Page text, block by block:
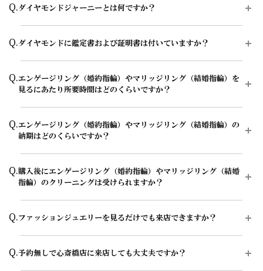
級感のある豊富なダイヤモンドジュエリーを取り扱っています。
商品によって店舗での取り扱いや在庫状況が異なるため、気になる商
案内が可能です。
エンゲージリング（婚約指輪）の一覧ページはこちら
マリッジリング（結婚指輪）の一覧ページはこちら
エタニティリングの一覧ページはこちら
輪）やマリッジリング（結婚指輪）の購入方法として、ダイヤモン
す。
希望の価格帯に合う商品をコンシェルジュがご提案いたします。
エンゲージリング（婚約指輪）のオーダーシステムはこちら
マリッジリング（結婚指輪）のオーダーシステムはこちら
Q.ダイヤモンドジャーニーとは何ですか？
ようにカッティングされたのかを確認できるシステムで、エクセルコ
め、選んだダイヤモンドの背景や輝きの理由を知ることができます。
また、紛争ダイヤモンドやリユース・リサイクルダイヤモンドではな
い、ヴァージン・ダイヤモンドであることの証明にもつながるとされ
※一定の基準を満たしたダイヤモンドに付与しています。
Q.ダイヤモンドに鑑定書および証明書は付いていますか？
ーダイヤモンドには、品質を示す「鑑定書（グレーディング・レポー
ト）」、ダイヤモンドの輝きを科学的に測定・評価する「サリネ・ラ
書」を発行しております。
※0.25ct未満およびHカラー以下、クラリティがSI1以下など、一部の
ダイヤモンドにはサリネ・ライトレポートの発行はありません。
輝きの評価システム「サリネ・ライト」についてはこちら
「ヴァージン・ダイヤモンド証明書」についてはこちら
Q.エンゲージリング（婚約指輪）やマリッジリング（結婚指輪）を
見るにあたり所要時間はどのくらいですか？
が可能ですのでお気軽にお申し付けください。
ご来店予約はこちら
Q.エンゲージリング（婚約指輪）やマリッジリング（結婚指輪）の
納期はどのくらいですか？
のため、ご注文いただいてから概ね1か月～2ヶ月程いただいており
ます。婚約指輪をプロポーズの際に贈られる場合は、予定日の2～3
と安心です。
お急ぎの場合はコンシェルジュにご相談ください。
Q.購入後にエンゲージリング（婚約指輪）やマリッジリング（結婚
指輪）のクリーニングは受けられますか？
15分程度でくすみや汚れを落としますので、お近くにお越しの際は
永久保証サービスについてはこちら
Q.ファッションジュエリーを見るだけでも来店できますか？
エクセルコ ダイヤモンドでは、エンゲージリング（婚約指輪）・マ
Q.予約無しで心斎橋店に来店しても大丈夫ですか？